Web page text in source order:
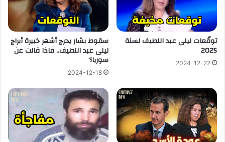
توقّعات ليلى عبد اللطيف لسنة
2025
2024-12-22
سقوط بشار يحرج أشهر خبيرة أبراج
ليلى عبد اللطيف.. ماذا قالت عن
سوريا؟
2024-12-18